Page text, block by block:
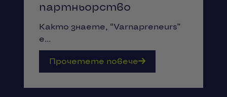
партньорство
Както знаете, “Varnapreneurs”
е...
Прочетете повече